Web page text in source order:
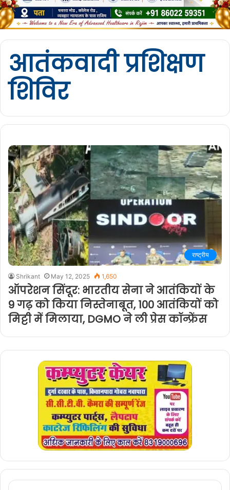
आतंकवादी प्रशिक्षण
शिविर
राष्ट्रीय
Shrikant May 12, 2025 1,650
ऑपरेशन सिंदूर: भारतीय सेना ने आतंकियों के
9 गढ़ को किया निस्तेनाबूत, 100 आतंकियों को
मिट्टी में मिलाया, DGMO ने ली प्रेस कॉन्फ्रेंस